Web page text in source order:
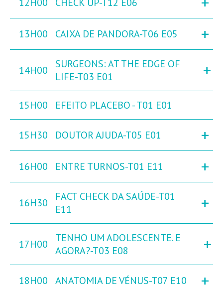
12H00 CHECK UP-T12 E06
13H00 CAIXA DE PANDORA-T06 E05 +
14H00
SURGEONS: AT THE EDGE OF
LIFE-T03 E01
+
15H00 EFEITO PLACEBO - T01 E01
15H30 DOUTOR AJUDA-T05 E01 +
16H00 ENTRE TURNOS-T01 E11 +
16H30
FACT CHECK DA SAÚDE-T01
E11
+
17H00
TENHO UM ADOLESCENTE. E
AGORA?-T03 E08
+
18H00 ANATOMIA DE VÉNUS-T07 E10 +